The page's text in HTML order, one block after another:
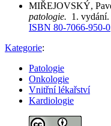
MIŘEJOVSKÝ,
patologie. 1.
ISBN 80-7066-950-0
Kategorie:
Patologie
Onkologie
Vnitřní lékařství
Kardiologie